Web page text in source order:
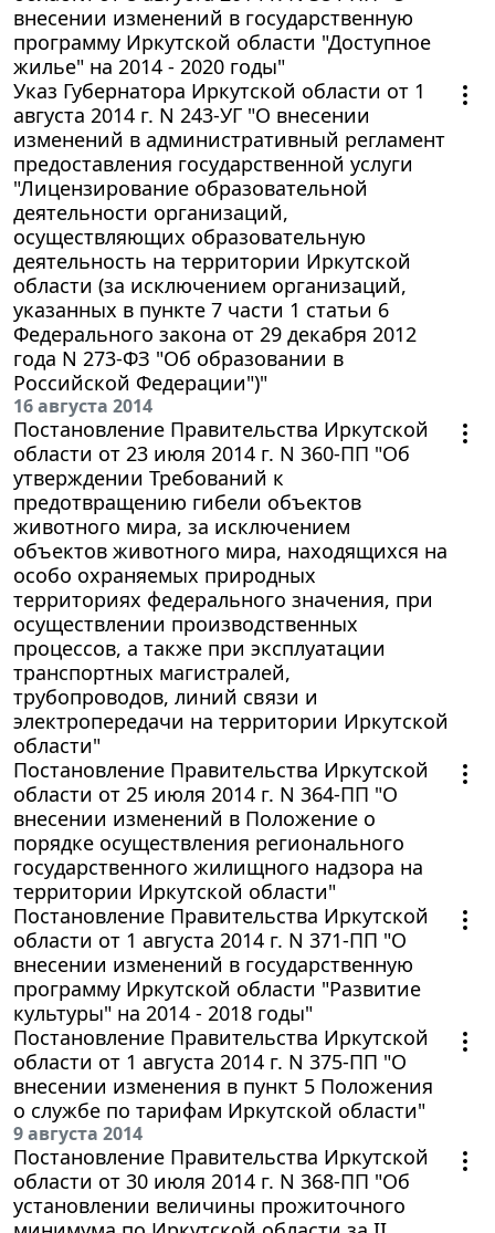
внесении изменений в государственную
программу Иркутской области "Доступное
жилье" на 2014 - 2020 годы"
Указ Губернатора Иркутской области от 1
августа 2014 г. N 243-УГ "О внесении
изменений в административный регламент
предоставления государственной услуги
"Лицензирование образовательной
деятельности организаций,
осуществляющих образовательную
деятельность на территории Иркутской
области (за исключением организаций,
указанных в пункте 7 части 1 статьи 6
Федерального закона от 29 декабря 2012
года N 273-ФЗ "Об образовании в
Российской Федерации")"
16 августа 2014
Постановление Правительства Иркутской
области от 23 июля 2014 г. N 360-ПП "Об
утверждении Требований к
предотвращению гибели объектов
животного мира, за исключением
объектов животного мира, находящихся на
особо охраняемых природных
территориях федерального значения, при
осуществлении производственных
процессов, а также при эксплуатации
транспортных магистралей,
трубопроводов, линий связи и
электропередачи на территории Иркутской
области"
Постановление Правительства Иркутской
области от 25 июля 2014 г. N 364-ПП "О
внесении изменений в Положение о
порядке осуществления регионального
государственного жилищного надзора на
территории Иркутской области"
Постановление Правительства Иркутской
области от 1 августа 2014 г. N 371-ПП "О
внесении изменений в государственную
программу Иркутской области "Развитие
культуры" на 2014 - 2018 годы"
Постановление Правительства Иркутской
области от 1 августа 2014 г. N 375-ПП "О
внесении изменения в пункт 5 Положения
о службе по тарифам Иркутской области"
9 августа 2014
Постановление Правительства Иркутской
области от 30 июля 2014 г. N 368-ПП "Об
установлении величины прожиточного